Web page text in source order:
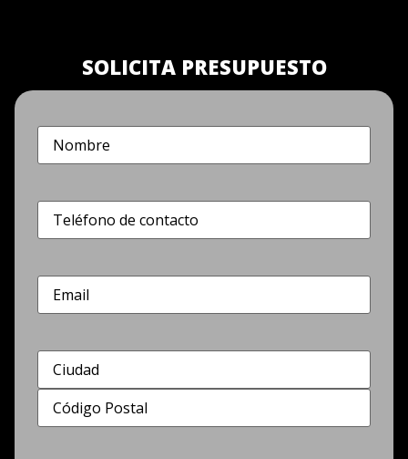
SOLICITA PRESUPUESTO
Nombre
Teléfono(Obligatorio)
Correo
electrónico
Dirección